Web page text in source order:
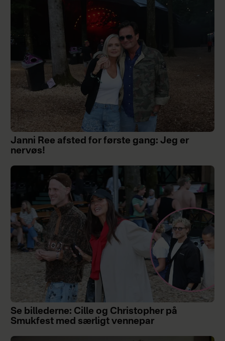
Janni Ree afsted for første gang: Jeg er
nervøs!
Se billederne: Cille og Christopher på
Smukfest med særligt vennepar